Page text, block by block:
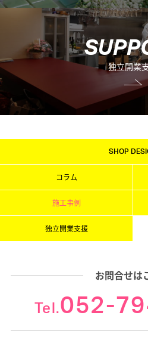
SUPP
独立開業
SHOP
コラム
施工事例
独立開業支援
お問合せは
Tel.052-